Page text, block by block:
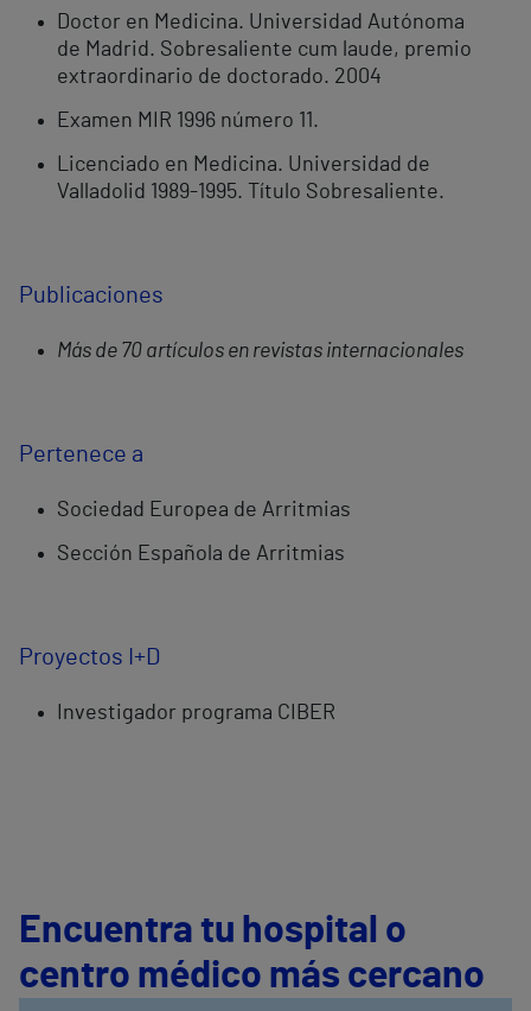
Doctor en Medicina. Universidad Autónoma
de Madrid. Sobresaliente cum laude, premio
extraordinario de doctorado. 2004
Examen MIR 1996 número 11.
Licenciado en Medicina. Universidad de
Valladolid 1989-1995. Título Sobresaliente.
Publicaciones
Más de 70 artículos en revistas internacionales
Pertenece a
Sociedad Europea de Arritmias
Sección Española de Arritmias
Proyectos I+D
Investigador programa CIBER
Encuentra tu hospital o
centro médico más cercano